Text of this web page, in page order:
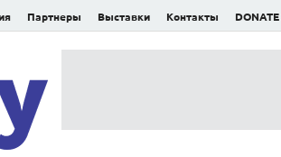
Партнеры Выставки Контакты DONATE